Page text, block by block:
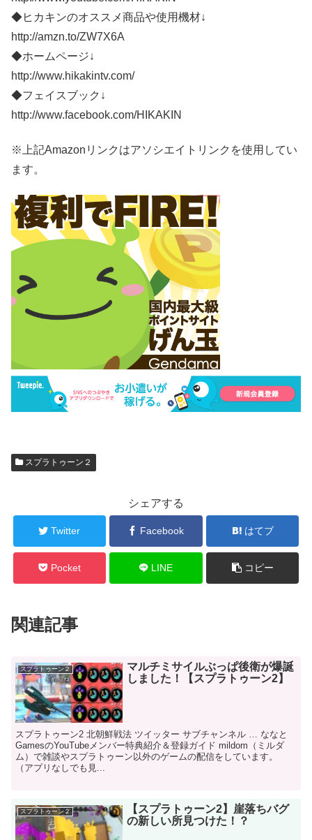
◆ヒカキンのオススメ商品や使用機材↓
http://amzn.to/ZW7X6A
◆ホームページ↓
http://www.hikakintv.com/
◆フェイスブック↓
http://www.facebook.com/HIKAKIN
※上記Amazonリンクはアソシエイトリンクを使用してい
ます。
スプラトゥーン２
シェアする
Twitter Facebook はてブ
Pocket LINE コピー
関連記事
スプラトゥーン２
マルチミサイルぶっぱ後衛が爆誕
しました！【スプラトゥーン2】
スプラトゥーン2 北朝鮮戦法 ツイッター サブチャンネル … ななと
GamesのYouTubeメンバー特典紹介＆登録ガイド mildom（ミルダ
ム）で雑談やスプラトゥーン以外のゲームの配信をしています。
（アプリなしでも見...
スプラトゥーン２
【スプラトゥーン2】崖落ちバグ
の新しい所見つけた！？